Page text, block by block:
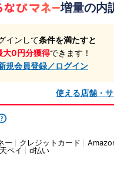
増量の内
インして条件を満たすと
大0円分獲得できます！
規会員登録／ログイン
使える店舗・
ー クレジットカード
ペイ d払い